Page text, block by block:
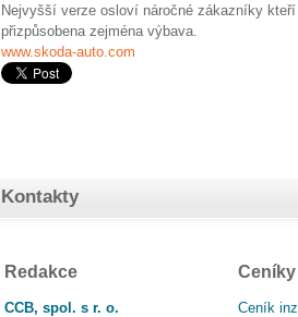
Nejvyšší verze osloví náročné zákazníky
přizpůsobena zejména výbava.
www.skoda-auto.com
Kontakty
Redakce
CCB, spol. s r. o.
Ceník